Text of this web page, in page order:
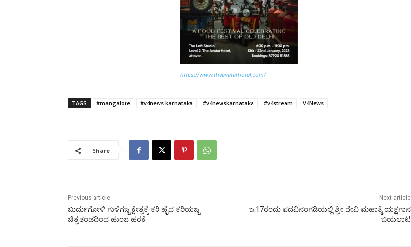
https://www.theavatarhotel.com/
TAGS #mangalore #v4news karnataka #v4newskarnataka #v4stream V4News
Share
Previous article
ಬುರ್ದುಗೋಳಿ ಗುಳಿಗಜ್ಜ ಕ್ಷೇತ್ರಕ್ಕೆ ಕರಿ ಹೈದ ಕರಿಯಜ್ಜ
ಚಿತ್ರತಂಡದಿಂದ ಹುಂಜ ಹರಕೆ
Next article
ಜ.17ರಂದು ಪದವಿನಂಗಡಿಯಲ್ಲಿ ಶ್ರೀ ದೇವಿ ಮಹಾತ್ಮೆ ಯಕ್ಷಗಾನ
ಬಯಲಾಟ